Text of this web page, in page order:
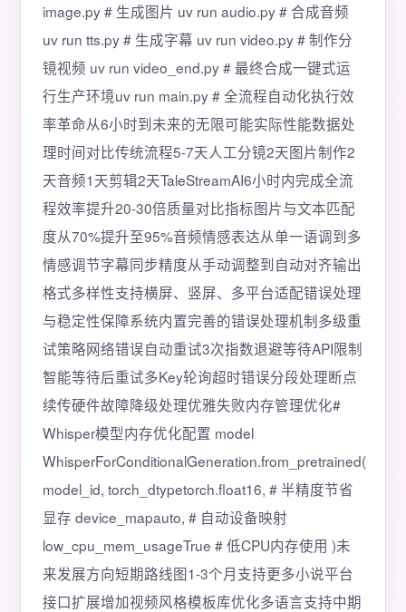
image.py # 生成图片 uv run audio.py # 合成音频
uv run tts.py # 生成字幕 uv run video.py # 制作分
镜视频 uv run video_end.py # 最终合成一键式运
行生产环境uv run main.py # 全流程自动化执行效
率革命从6小时到未来的无限可能实际性能数据处
理时间对比传统流程5-7天人工分镜2天图片制作2
天音频1天剪辑2天TaleStreamAI6小时内完成全流
程效率提升20-30倍质量对比指标图片与文本匹配
度从70%提升至95%音频情感表达从单一语调到多
情感调节字幕同步精度从手动调整到自动对齐输出
格式多样性支持横屏、竖屏、多平台适配错误处理
与稳定性保障系统内置完善的错误处理机制多级重
试策略网络错误自动重试3次指数退避等待API限制
智能等待后重试多Key轮询超时错误分段处理断点
续传硬件故障降级处理优雅失败内存管理优化#
Whisper模型内存优化配置 model
WhisperForConditionalGeneration.from_pretrained(
model_id, torch_dtypetorch.float16, # 半精度节省
显存 device_mapauto, # 自动设备映射
low_cpu_mem_usageTrue # 低CPU内存使用 )未
来发展方向短期路线图1-3个月支持更多小说平台
接口扩展增加视频风格模板库优化多语言支持中期